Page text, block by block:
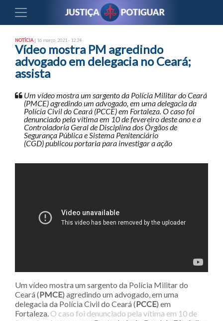
NOTÍCIA | 16 março, 2021 - 12:24
Vídeo mostra PM agredindo
advogado em delegacia no Ceará;
assista
Um vídeo mostra um sargento da Polícia Militar do Ceará
(PMCE) agredindo um advogado, em uma delegacia da
Polícia Civil do Ceará (PCCE) em Fortaleza. O caso foi
denunciado pela vítima em 10 de fevereiro deste ano e a
Controladoria Geral de Disciplina dos Órgãos de
Segurança Pública e Sistema Penitenciário
(CGD) publicou portaria para investigar a ação
Um vídeo mostra um sargento da Polícia Militar do
Ceará (PMCE) agredindo um advogado, em uma
delegacia da Polícia Civil do Ceará (PCCE) em
Fortaleza. O caso foi denunciado pela vítima em 10 de